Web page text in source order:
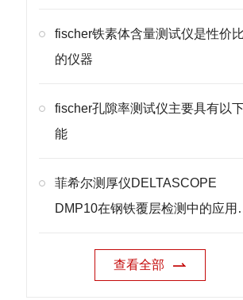
fischer铁素体含量测试仪是性价
的仪器
fischer孔隙率测试仪主要具有以
能
菲希尔测厚仪DELTASCOPE
DMP10在钢铁覆层检测中的应用
查看全部